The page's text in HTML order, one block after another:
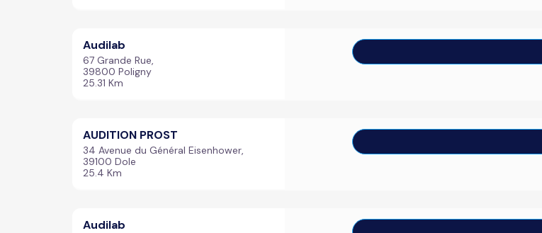
Audilab
67 Grande Rue,
39800 Poligny
25.31 Km
AUDITION PROST
34 Avenue du Général Eisenhower,
39100 Dole
25.4 Km
Audilab